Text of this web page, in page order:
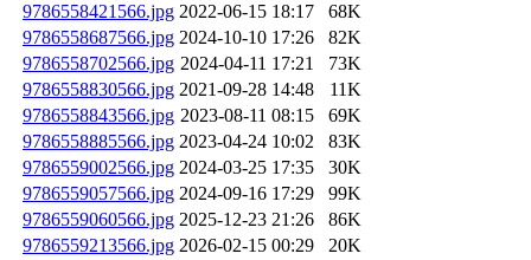
9786558421566.jpg 2022-06-15 18:17
68K
9786558687566.jpg 2024-10-10 17:26
82K
9786558702566.jpg 2024-04-11 17:21
73K
9786558830566.jpg 2021-09-28 14:48
11K
9786558843566.jpg 2023-08-11 08:15
69K
9786558885566.jpg 2023-04-24 10:02
83K
9786559002566.jpg 2024-03-25 17:35
30K
9786559057566.jpg 2024-09-16 17:29
99K
9786559060566.jpg 2025-12-23 21:26
86K
9786559213566.jpg 2026-02-15 00:29
20K